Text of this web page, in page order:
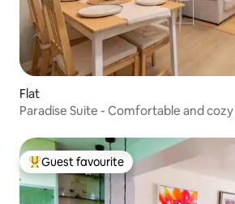
Flat
Paradise Suite - Comfortable and cozy
Top guest favourite
Guest favourite